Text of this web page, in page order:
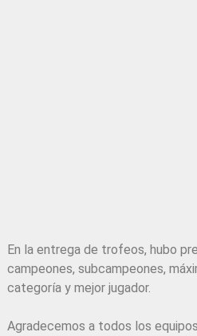
En la entrega de trofeos, hubo
campeones, subcampeones,
categoría y mejor jugador.
Agradecemos a todos los